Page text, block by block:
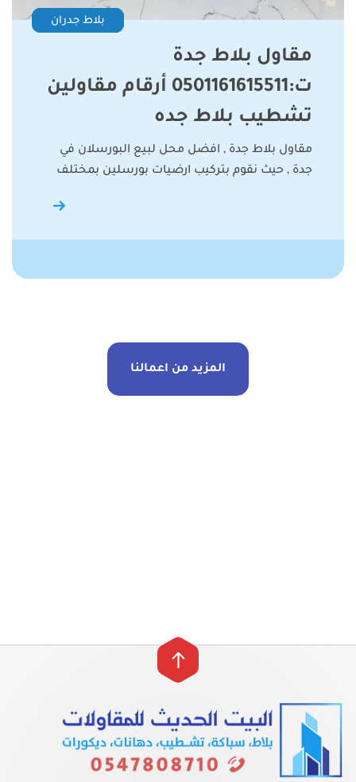
بلاط جدران
مقاول بلاط جدة
ت:0501161615511 أرقام مقاولين
تشطيب بلاط جده
مقاول بلاط جدة , افضل محل لبيع البورسلان في
جدة , حيث نقوم بتركيب ارضيات بورسلين بمختلف
المزيد من اعمالنا